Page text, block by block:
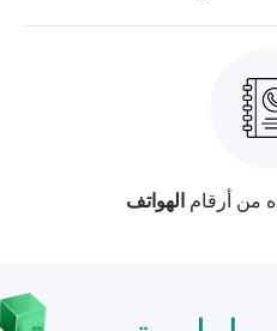
من أرقامالهواتف